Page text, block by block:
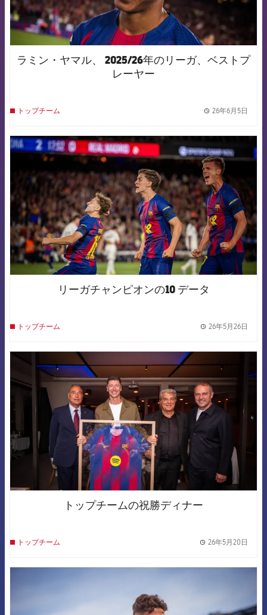
ラミン・ヤマル、 2025/26年のリーガ、ベストプ
レーヤー
トップチーム 26年6月5日
FCB Barcelona badge
リーガチャンピオンの10 データ
トップチーム 26年5月26日
FCB Barcelona badge
トップチームの祝勝ディナー
トップチーム 26年5月20日